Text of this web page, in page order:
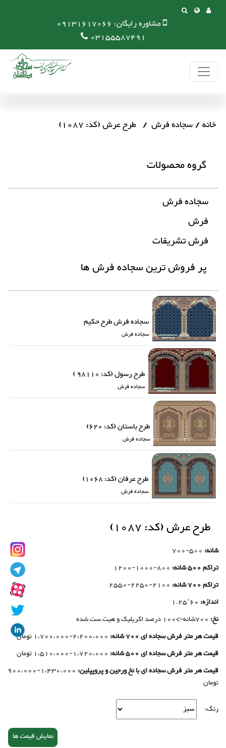
مشاوره رایگان: 09131617066
03155587491
خانه سجاده فرش طرح عرش (کد: 1087)
گروه محصولات
سجاده فرش
فرش
فرش تشریفات
پر فروش ترین سجاده فرش ها
سجاده فرش طرح حکیم
سجاده فرش
طرح رسول (کد: 98110 )
سجاده فرش
طرح باستان (کد: 620)
سجاده فرش
طرح عرفان (کد: 1068)
سجاده فرش
طرح عرش (کد: 1087)
شانه: 500-700
تراکم 500 شانه:
800-1000-1200
تراکم 700 شانه:
2100-2250-2550
اندازه: 60*1.25
نخ: 700شانه->100 درصد اکریلیک و هیت ست شده
قیمت هر متر فرش سجاده ای 700 شانه:
2،200،000-1،700،000 تومان
قیمت هر متر فرش سجاده ای 500 شانه:
1،720،000-1،510،000 تومان
قیمت هر متر فرش سجاده ای با نخ ورجین و پروپپلین:
1،430،000-900،000
تومان
رنگ:
نمایش قیمت ها